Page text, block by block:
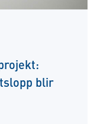
blir